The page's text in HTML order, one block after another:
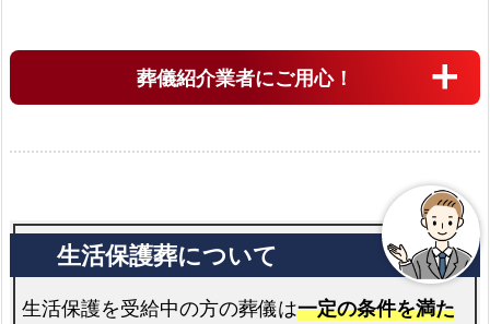
の
ご
自
式
プ
ラ
ン
葬儀紹介業者にご用心！
生活保護を受給中の方の葬儀は一定の条件を満た